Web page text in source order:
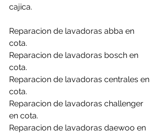
cajica.
Reparacion de lavadoras abba en
cota.
Reparacion de lavadoras bosch en
cota.
Reparacion de lavadoras centrales en
cota.
Reparacion de lavadoras challenger
en cota.
Reparacion de lavadoras daewoo en